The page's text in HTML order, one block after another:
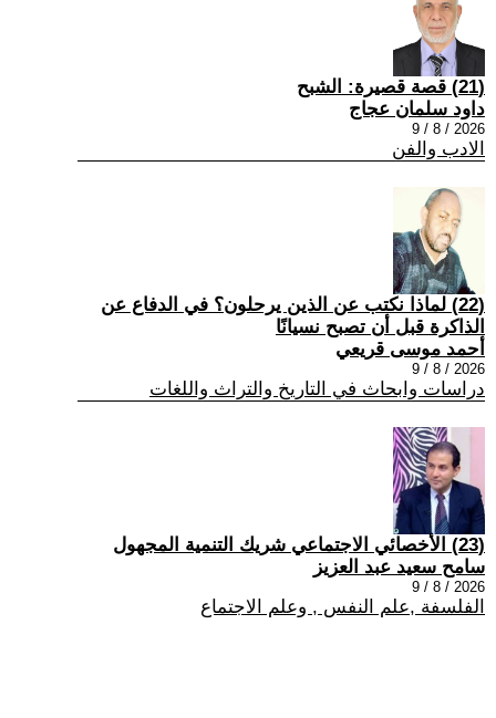
(21) قصة قصيرة: الشبح
داود سلمان عجاج
2026 / 8 / 9
الادب والفن
(22) لماذا نكتب عن الذين يرحلون؟ في الدفاع عن
الذاكرة قبل أن تصبح نسيانًا
أحمد موسى قريعي
2026 / 8 / 9
دراسات وابحاث في التاريخ والتراث واللغات
(23) الأخصائي الاجتماعي شريك التنمية المجهول
سامح سعيد عبد العزيز
2026 / 8 / 9
الفلسفة ,علم النفس , وعلم الاجتماع